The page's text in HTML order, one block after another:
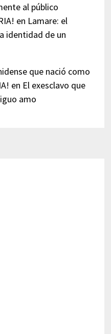
al público
en Lamare: el
identidad de un
que nació como
en El exesclavo que
amo